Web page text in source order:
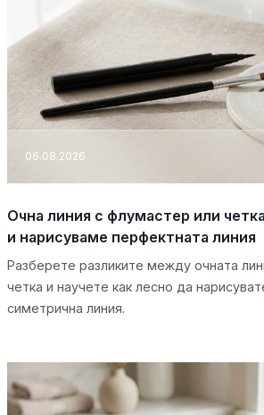
06.08.2026
Очна линия с флумастер или
и нарисуваме перфектната линия
Разберете разликите между очната
четка и научете как лесно да
симетрична линия.